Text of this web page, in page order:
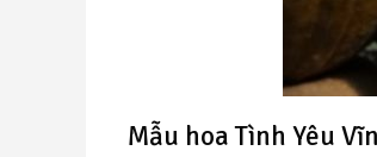
Mẫu hoa Tình Yêu